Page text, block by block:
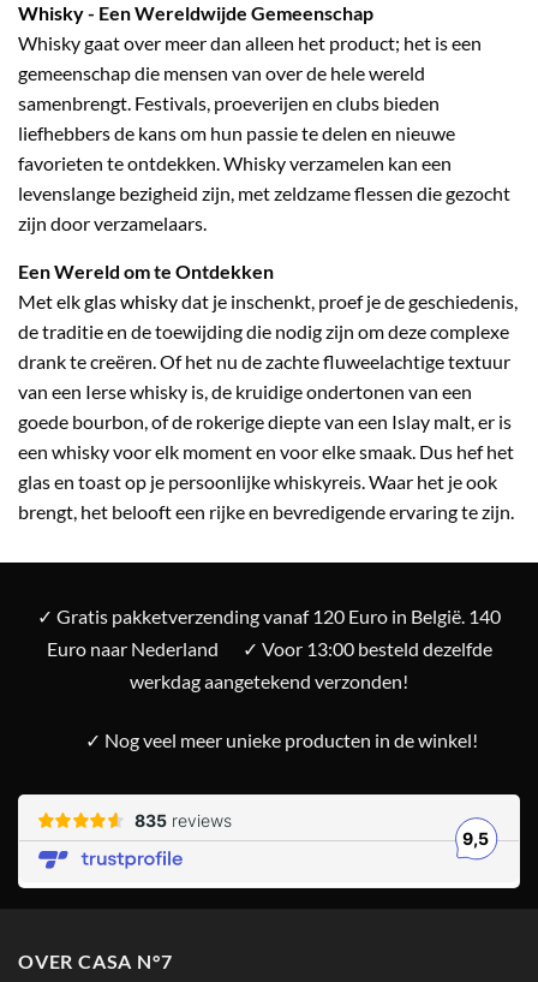
Whisky- Een Wereldwijde Gemeenschap
Whisky gaat over meer dan alleen het product; het is een
gemeenschap die mensen van over de hele wereld
samenbrengt. Festivals, proeverijen en clubs bieden
liefhebbers de kans om hun passie te delen en nieuwe
favorieten te ontdekken. Whisky verzamelen kan een
levenslange bezigheid zijn, met zeldzame flessen die gezocht
zijn door verzamelaars.
Een Wereld om te Ontdekken
Met elkglas whiskydat je inschenkt, proef je de geschiedenis,
de traditie en de toewijding die nodig zijn om deze complexe
drank te creëren. Of het nu de zachte fluweelachtige textuur
van een Ierse whisky is, de kruidige ondertonen van een
goede bourbon, of de rokerige diepte van een Islay malt, er is
een whisky voor elk moment en voor elke smaak. Dus hef het
glas en toast op je persoonlijke whiskyreis. Waar het je ook
brengt, het belooft een rijke en bevredigende ervaring te zijn.
✓ Gratis pakketverzending vanaf 120 Euro in België. 140
Euro naar Nederland
✓ Voor 13:00 besteld dezelfde
werkdag aangetekend verzonden!
✓ Nog veel meer unieke producten in de winkel!
OVER CASA N°7